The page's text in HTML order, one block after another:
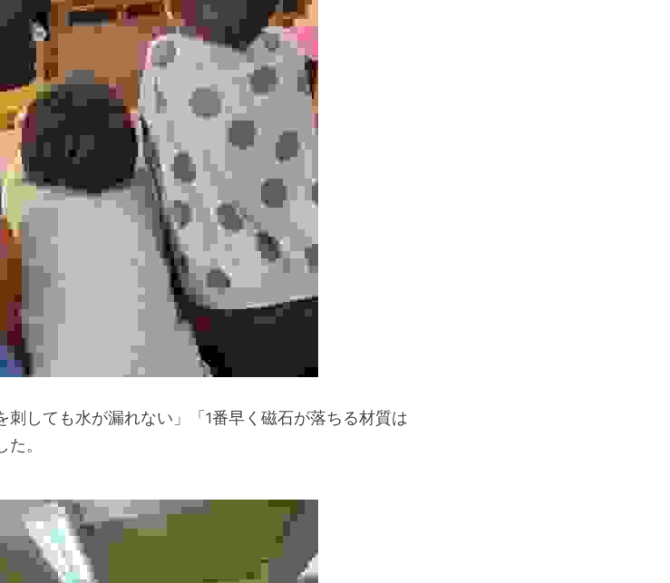
しても水が漏れない」「1番早く磁石が落ちる材質は
。